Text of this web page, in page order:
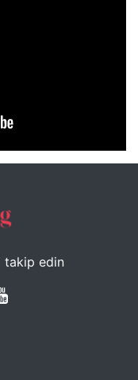
takip edin